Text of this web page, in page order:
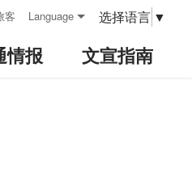
客 Language 选择语言 ▼
情报 文宣指南